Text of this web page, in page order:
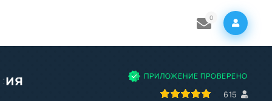
0
ПРИЛОЖЕНИЕ ПРОВЕРЕНО
615